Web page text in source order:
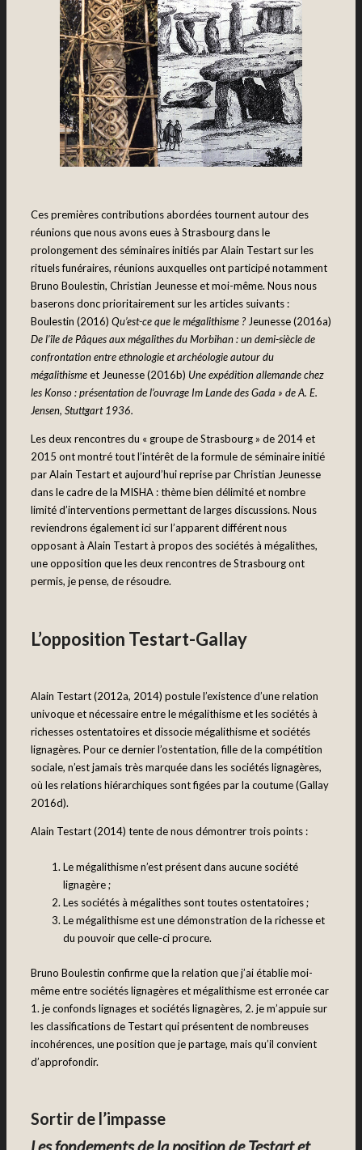
Ces premières contributions abordées tournent autour des
réunions que nous avons eues à Strasbourg dans le
prolongement des séminaires initiés par Alain Testart sur les
rituels funéraires, réunions auxquelles ont participé notamment
Bruno Boulestin, Christian Jeunesse et moi-même. Nous nous
baserons donc prioritairement sur les articles suivants :
Boulestin (2016) Qu’est-ce que le mégalithisme ? Jeunesse (2016a)
De l’île de Pâques aux mégalithes du Morbihan : un demi-siècle de
confrontation entre ethnologie et archéologie autour du
mégalithismeet Jeunesse (2016b) Une expédition allemande chez
les Konso : présentation de l’ouvrage Im Lande des Gada » de A. E.
Jensen, Stuttgart 1936.
Les deux rencontres du « groupe de Strasbourg » de 2014 et
2015 ont montré tout l’intérêt de la formule de séminaire initié
par Alain Testart et aujourd’hui reprise par Christian Jeunesse
dans le cadre de la MISHA : thème bien délimité et nombre
limité d’interventions permettant de larges discussions. Nous
reviendrons également ici sur l’apparent différent nous
opposant à Alain Testart à propos des sociétés à mégalithes,
une opposition que les deux rencontres de Strasbourg ont
permis, je pense, de résoudre.
L’opposition Testart-Gallay
Alain Testart (2012a, 2014) postule l’existence d’une relation
univoque et nécessaire entre le mégalithisme et les sociétés à
richesses ostentatoires et dissocie mégalithisme et sociétés
lignagères. Pour ce dernier l’ostentation, fille de la compétition
sociale, n’est jamais très marquée dans les sociétés lignagères,
où les relations hiérarchiques sont figées par la coutume (Gallay
2016d).
Alain Testart (2014) tente de nous démontrer trois points :
Le mégalithisme n’est présent dans aucune société
lignagère ;
Les sociétés à mégalithes sont toutes ostentatoires ;
Le mégalithisme est une démonstration de la richesse et
du pouvoir que celle-ci procure.
Bruno Boulestin confirme que la relation que j’ai établie moi-
même entre sociétés lignagères et mégalithisme est erronée car
1. je confonds lignages et sociétés lignagères, 2. je m’appuie sur
les classifications de Testart qui présentent de nombreuses
incohérences, une position que je partage, mais qu’il convient
d’approfondir.
Sortir de l’impasse
Les fondements de la position de Testart et